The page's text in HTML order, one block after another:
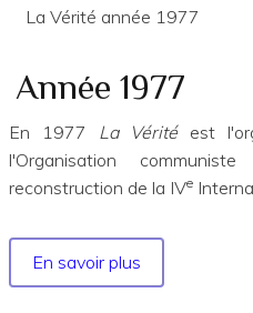
La Vérité année 1977
Année 1977
En 1977 La Vérité est
l'Organisation
reconstruction de la IVe
En savoir plus
Année